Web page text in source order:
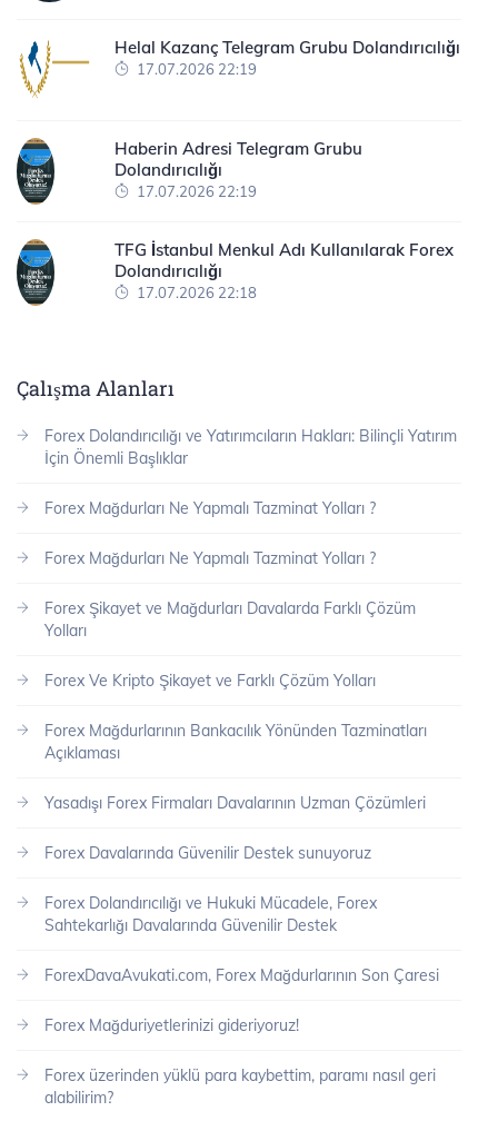
Helal Kazanç Telegram Grubu Dolandırıcılığı
17.07.2026 22:19
Haberin Adresi Telegram Grubu
Dolandırıcılığı
17.07.2026 22:19
TFG İstanbul Menkul Adı Kullanılarak Forex
Dolandırıcılığı
17.07.2026 22:18
Çalışma Alanları
Forex Dolandırıcılığı ve Yatırımcıların Hakları: Bilinçli Yatırım
İçin Önemli Başlıklar
Forex Mağdurları Ne Yapmalı Tazminat Yolları ?
Forex Mağdurları Ne Yapmalı Tazminat Yolları ?
Forex Şikayet ve Mağdurları Davalarda Farklı Çözüm
Yolları
Forex Ve Kripto Şikayet ve Farklı Çözüm Yolları
Forex Mağdurlarının Bankacılık Yönünden Tazminatları
Açıklaması
Yasadışı Forex Firmaları Davalarının Uzman Çözümleri
Forex Davalarında Güvenilir Destek sunuyoruz
Forex Dolandırıcılığı ve Hukuki Mücadele, Forex
Sahtekarlığı Davalarında Güvenilir Destek
ForexDavaAvukati.com, Forex Mağdurlarının Son Çaresi
Forex Mağduriyetlerinizi gideriyoruz!
Forex üzerinden yüklü para kaybettim, paramı nasıl geri
alabilirim?